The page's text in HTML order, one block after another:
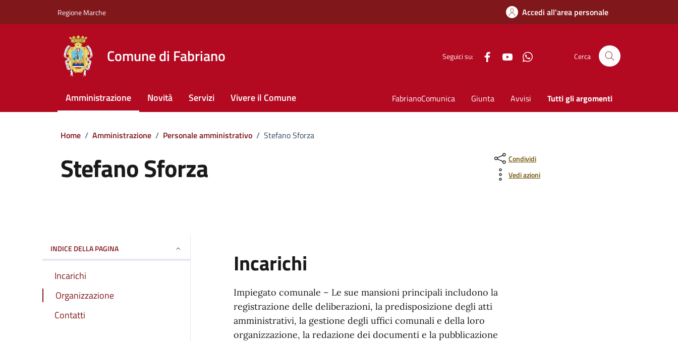
Regione Marche Accedi all'area personale
Comune di Fabriano Seguici su: FacebookYouTube Cerca
Amministrazione Novità Servizi Vivere il Comune FabrianoComunica Giunta Avvisi Tutti gli argomenti
Home / Amministrazione / Personale amministrativo / Stefano Sforza
Stefano Sforza
Condividi
Vedi azioni
INDICE DELLA PAGINA
Incarichi
Organizzazione
Contatti
Incarichi
Impiegato comunale – Le sue mansioni principali includono la
registrazione delle deliberazioni, la predisposizione degli atti
amministrativi, la gestione degli uffici comunali e della loro
organizzazione, la redazione dei documenti e la pubblicazione